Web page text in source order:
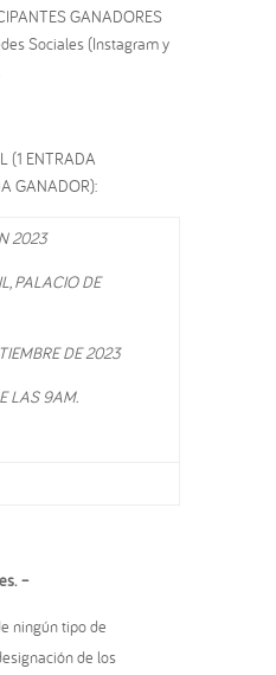
GANADORES
Sociales (Instagram y
(1 ENTRADA
GANADOR):
2023
PALACIO DE
DE 2023
LAS 9AM.
–
ningún tipo de
de los